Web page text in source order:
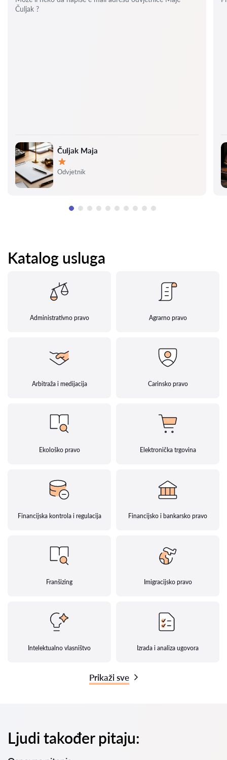
Čuljak Maja
Ocjena:
Odvjetnik
Čuljak ?
Katalog usluga
Administrativno pravo Agrarno pravo
Arbitraža i medijacija Carinsko pravo
Ekološko pravo Elektronička trgovina
Financijska kontrola i regulacija Financijsko i bankarsko pravo
Franšizing Imigracijsko pravo
Intelektualno vlasništvo Izrada i analiza ugovora
Prikaži sve
Ljudi također pitaju: